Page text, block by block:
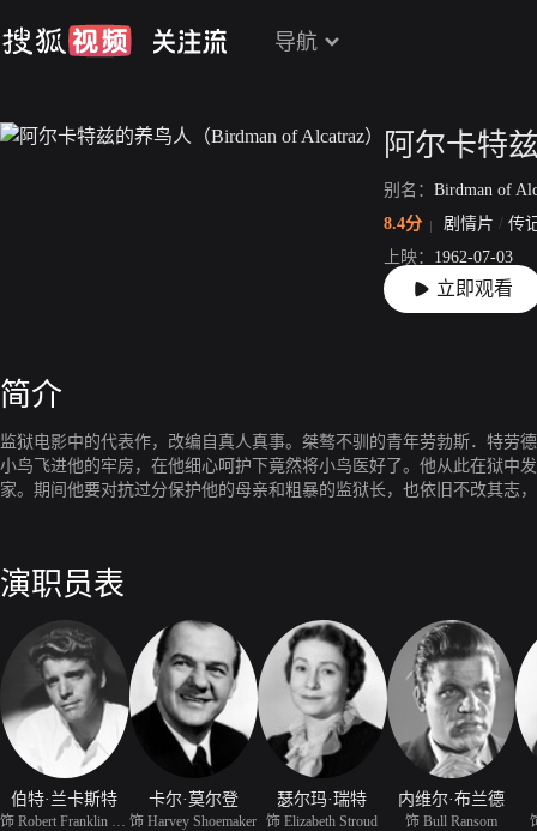
导航
别名： Birdman of
8.4分
剧情片 / 传
上映： 1962-07-03
片长： 148分36秒
立即观看
简介
监狱电影中的代表作，改编自真人真事。桀骜不驯的青年劳勃斯．特劳
小鸟飞进他的牢房，在他细心呵护下竟然将小鸟医好了。他从此在狱中
家。期间他要对抗过分保护他的母亲和粗暴的监狱长，也依旧不改其志
演职员表
伯特·兰卡斯特 卡尔·莫尔登
饰 Harvey Shoemaker
瑟尔玛·瑞特
饰 Elizabeth Stroud
内维尔·布兰德
饰 Bull Ransom